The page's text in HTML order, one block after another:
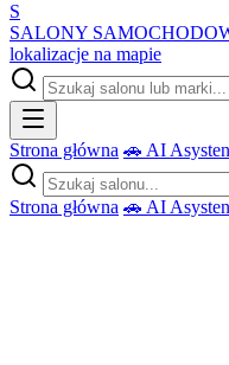
S
SALONY
lokalizacje na mapie
Strona główna 🚗 AI
Strona główna 🚗 AI